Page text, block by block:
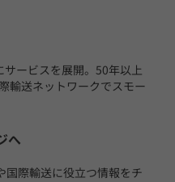
サービスを展開。50年以上
輸送ネットワークでスモー
へ
国際輸送に役立つ情報をチ